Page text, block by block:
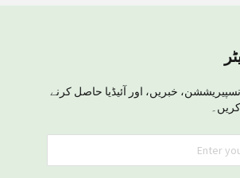
خبریں، اور آئیڈیا حاصل کرنے